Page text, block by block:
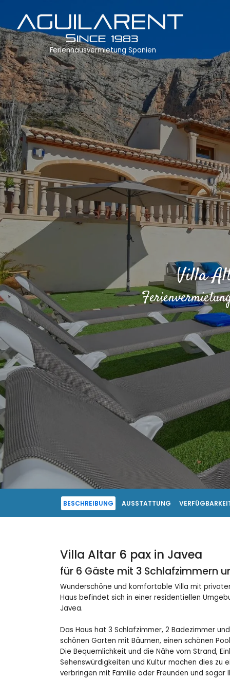
Villa
BESCHREIBUNG AUSSTATTUNG
Villa Altar 6 pax in Javea
für 6 Gäste mit 3 Schlafzimmern
Wunderschöne und komfortable Villa mit
Haus befindet sich in einer residentiellen
Javea.
Das Haus hat 3 Schlafzimmer, 2 Badezimmer
schönen Garten mit Bäumen, einen schönen
Die Bequemlichkeit und die Nähe vom Strand,
Sehenswürdigkeiten und Kultur machen dies zu
verbringen mit Familie oder Freunden und sogar
Ferienhausvermietung Spanien